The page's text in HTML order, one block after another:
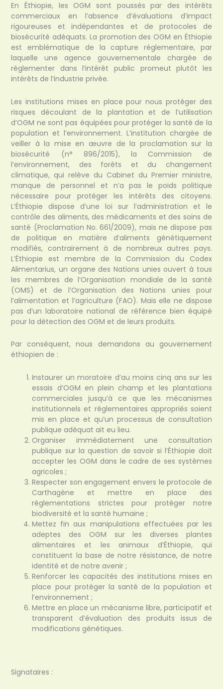
En Éthiopie, les OGM sont poussés par des intérêts
commerciaux en l’absence d’évaluations d’impact
rigoureuses et indépendantes et de protocoles de
biosécurité adéquats. La promotion des OGM en Éthiopie
est emblématique de la capture réglementaire, par
laquelle une agence gouvernementale chargée de
réglementer dans l’intérêt public promeut plutôt les
intérêts de l’industrie privée.
Les institutions mises en place pour nous protéger des
risques découlant de la plantation et de l’utilisation
d’OGM ne sont pas équipées pour protéger la santé de la
population et l’environnement. L’institution chargée de
veiller à la mise en œuvre de la proclamation sur la
biosécurité (n° 896/2015), la Commission de
l’environnement, des forêts et du changement
climatique, qui relève du Cabinet du Premier ministre,
manque de personnel et n’a pas le poids politique
nécessaire pour protéger les intérêts des citoyens.
L’Éthiopie dispose d’une loi sur l’administration et le
contrôle des aliments, des médicaments et des soins de
santé (Proclamation No. 661/2009), mais ne dispose pas
de politique en matière d’aliments génétiquement
modifiés, contrairement à de nombreux autres pays.
L’Éthiopie est membre de la Commission du Codex
Alimentarius, un organe des Nations unies ouvert à tous
les membres de l’Organisation mondiale de la santé
(OMS) et de l’Organisation des Nations unies pour
l’alimentation et l’agriculture (FAO). Mais elle ne dispose
pas d’un laboratoire national de référence bien équipé
pour la détection des OGM et de leurs produits.
Par conséquent, nous demandons au gouvernement
éthiopien de :
Instaurer un moratoire d’au moins cinq ans sur les
essais d’OGM en plein champ et les plantations
commerciales jusqu’à ce que les mécanismes
institutionnels et réglementaires appropriés soient
mis en place et qu’un processus de consultation
publique adéquat ait eu lieu.
Organiser immédiatement une consultation
publique sur la question de savoir si l’Éthiopie doit
accepter les OGM dans le cadre de ses systèmes
agricoles ;
Respecter son engagement envers le protocole de
Carthagène et mettre en place des
réglementations strictes pour protéger notre
biodiversité et la santé humaine ;
Mettez fin aux manipulations effectuées par les
adeptes des OGM sur les diverses plantes
alimentaires et les animaux d’Éthiopie, qui
constituent la base de notre résistance, de notre
identité et de notre avenir ;
Renforcer les capacités des institutions mises en
place pour protéger la santé de la population et
l’environnement ;
Mettre en place un mécanisme libre, participatif et
transparent d’évaluation des produits issus de
modifications génétiques.
Signataires :